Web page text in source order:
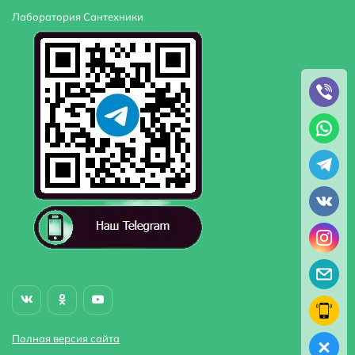
Лаборатория Сантехники
Полная версия сайта